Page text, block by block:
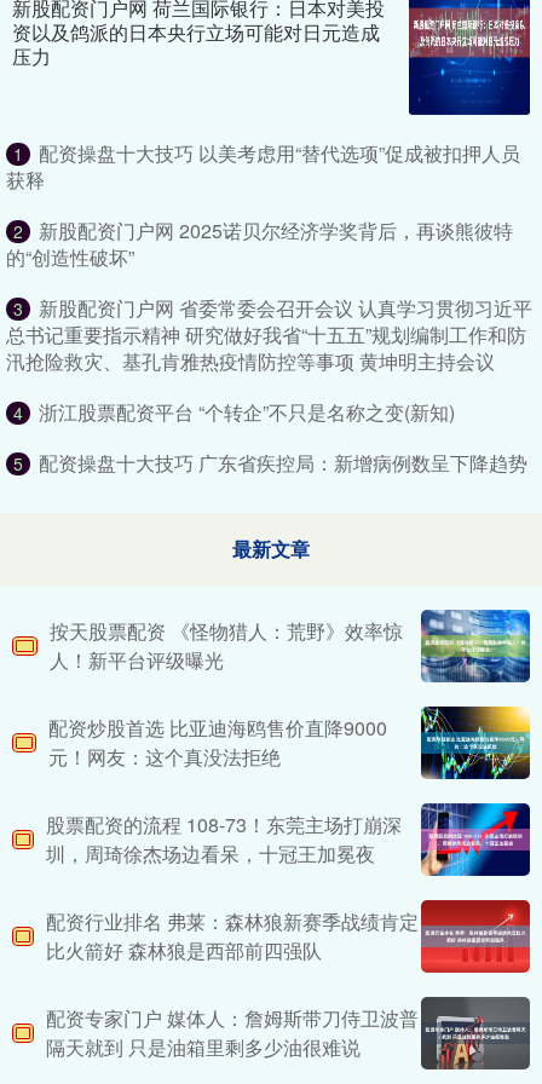
新股配资门户网 荷兰国际银行：日本对美投
资以及鸽派的日本央行立场可能对日元造成
压力
1
配资操盘十大技巧 以美考虑用“替代选项”促成被扣押人员
获释
2
新股配资门户网 2025诺贝尔经济学奖背后，再谈熊彼特
的“创造性破坏”
3
新股配资门户网 省委常委会召开会议 认真学习贯彻习近平
总书记重要指示精神 研究做好我省“十五五”规划编制工作和防
汛抢险救灾、基孔肯雅热疫情防控等事项 黄坤明主持会议
4 浙江股票配资平台 “个转企”不只是名称之变(新知)
5 配资操盘十大技巧 广东省疾控局：新增病例数呈下降趋势
最新文章
按天股票配资 《怪物猎人：荒野》效率惊
人！新平台评级曝光
配资炒股首选 比亚迪海鸥售价直降9000
元！网友：这个真没法拒绝
股票配资的流程 108-73！东莞主场打崩深
圳，周琦徐杰场边看呆，十冠王加冕夜
配资行业排名 弗莱：森林狼新赛季战绩肯定
比火箭好 森林狼是西部前四强队
配资专家门户 媒体人：詹姆斯带刀侍卫波普
隔天就到 只是油箱里剩多少油很难说